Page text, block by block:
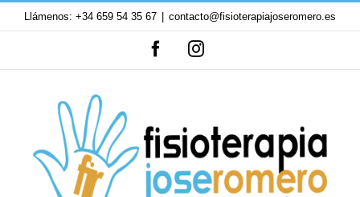
Saltar
contenido
Llámenos: +34 659 54 35 67 contacto@fisioterapiajoseromero.es
FacebookInstagram